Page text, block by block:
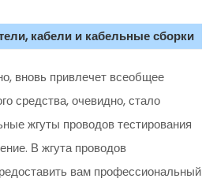
кабели и кабельные сборки
вновь привлечет всеобщее
средства, очевидно, стало
жгуты проводов тестирования
В жгута проводов
вам профессиональный